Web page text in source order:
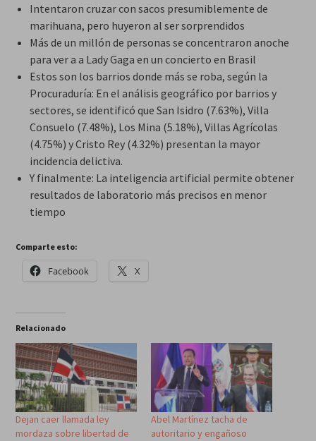
Intentaron cruzar con sacos presumiblemente de
marihuana, pero huyeron al ser sorprendidos
Más de un millón de personas se concentraron anoche
para ver a a Lady Gaga en un concierto en Brasil
Estos son los barrios donde más se roba, según la
Procuraduría: En el análisis geográfico por barrios y
sectores, se identificó que San Isidro (7.63%), Villa
Consuelo (7.48%), Los Mina (5.18%), Villas Agrícolas
(4.75%) y Cristo Rey (4.32%) presentan la mayor
incidencia delictiva.
Y finalmente: La inteligencia artificial permite obtener
resultados de laboratorio más precisos en menor
tiempo
Comparte esto:
Facebook X
Relacionado
Dejan caer llamada ley
mordaza sobre libertad de
Abel Martínez tacha de
autoritario y engañoso